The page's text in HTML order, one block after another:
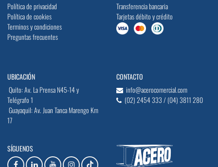
Política de privacidad
Política de cookies
Terminos y condiciones
Preguntas frecuentes
Transferencia bancaria
Tarjetas débito y crédito
UBICACIÓN
Quito: Av. La Prensa N45-14 y
Telégrafo 1
Guayaquil: Av. Juan Tanca Marengo Km
17
CONTACTO
info@acerocomercial.com
(02) 2454 333 / (04) 3811 280
SÍGUENOS